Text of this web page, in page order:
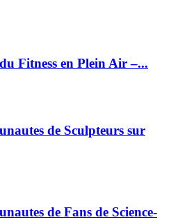
Fitness en Plein Air –...
de Sculpteurs sur
de Fans de Science-